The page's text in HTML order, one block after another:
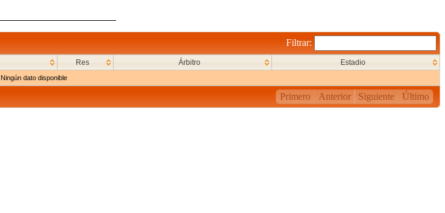
Filtrar:
Res Árbitro Estadio
Ningún dato disponible
Primero Anterior Siguiente Último